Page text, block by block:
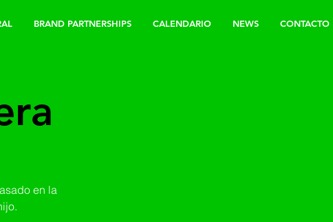
BRAND PARTNERSHIPS CALENDARIO NEWS CONTACTO
en la